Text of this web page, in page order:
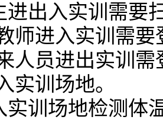
进出入实训需要
师进入实训需
人员进出实训需
实训场地。
实训场地检测体